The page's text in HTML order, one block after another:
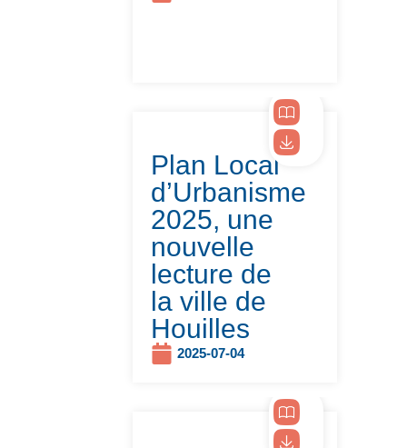
2025-07-04
Plan Local
d’Urbanisme
2025, une
nouvelle
lecture de
la ville de
Houilles